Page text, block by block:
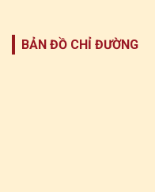
BẢN ĐỒ CHỈ ĐƯỜNG